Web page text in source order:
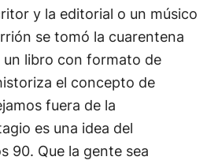
y la editorial o un músico
se tomó la cuarentena
un libro con formato de
el concepto de
fuera de la
es una idea del
90. Que la gente sea